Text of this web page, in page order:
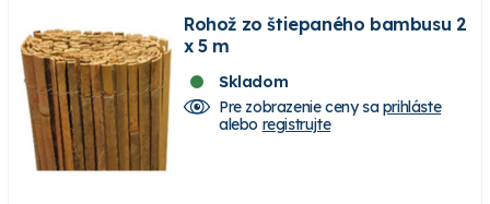
Rohož zo štiepaného bambusu 2
x 5 m
Skladom
Pre zobrazenie ceny saprihláste
alebo registrujte